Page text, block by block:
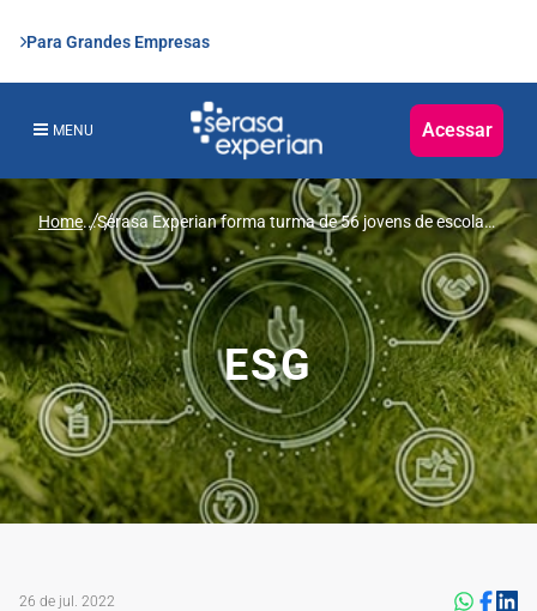
Para Grandes Empresas
MENU Acessar
Home...Serasa Experian forma turma de 56 jovens de escolas
públicas de São Carlos para trabalhar com tecnologia
e dados
ESG
26 de jul. 2022